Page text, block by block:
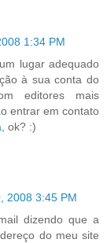
1:34 PM
lugar adequado
à sua conta do
editores mais
entrar em contato
, ok? :)
2008 3:45 PM
dizendo que a
do meu site